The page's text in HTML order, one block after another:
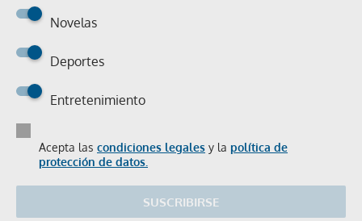
Novelas
Deportes
Entretenimiento
Acepta las condiciones legales y la política de
protección de datos.
SUSCRIBIRSE